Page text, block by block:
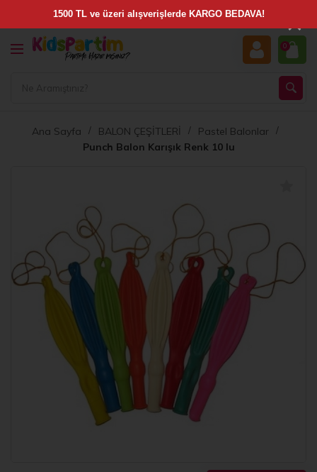
0
Ana Sayfa BALON ÇEŞİTLERİ
Pastel Balonlar
Punch Balon Karışık Renk 10 lu
×